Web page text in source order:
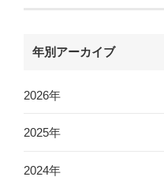
年別アーカイブ
2026年
2025年
2024年